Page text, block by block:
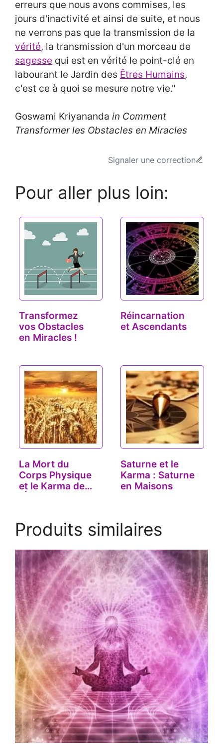
erreurs que nous avons commises, les
jours d'inactivité et ainsi de suite, et nous
ne verrons pas que la transmission de la
vérité, la transmission d'un morceau de
sagesse qui est en vérité le point-clé en
labourant le Jardin des Êtres Humains,
c'est ce à quoi se mesure notre vie."
Goswami Kriyananda in Comment
Transformer les Obstacles en Miracles
Signaler une correction
Pour aller plus loin:
Transformez
vos Obstacles
en Miracles !
Réincarnation
et Ascendants
La Mort du
Corps Physique
et le Karma de
Saturne et le
Karma : Saturne
en Maisons
Produits similaires